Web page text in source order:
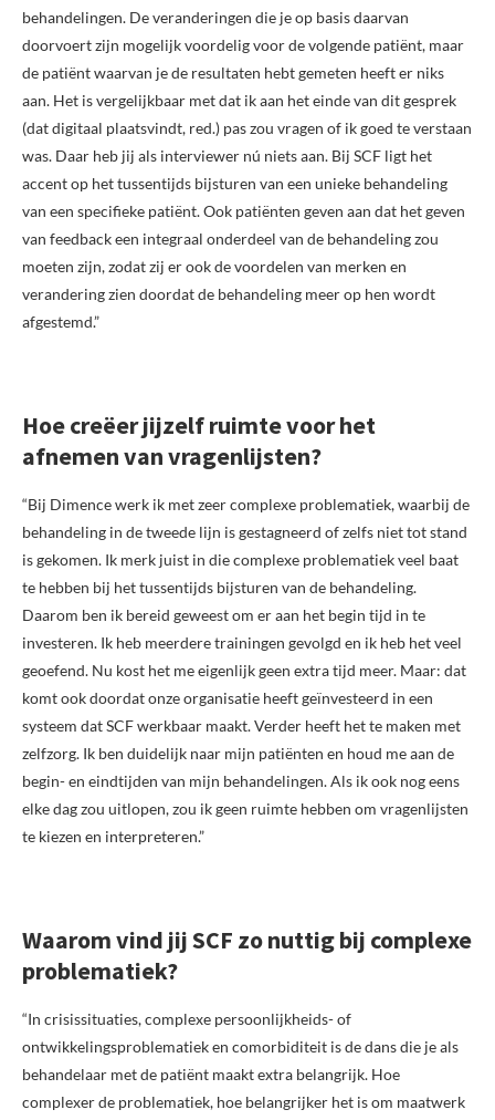
behandelingen. De veranderingen die je op basis daarvan
doorvoert zijn mogelijk voordelig voor de volgende patiënt, maar
de patiënt waarvan je de resultaten hebt gemeten heeft er niks
aan. Het is vergelijkbaar met dat ik aan het einde van dit gesprek
(dat digitaal plaatsvindt, red.) pas zou vragen of ik goed te verstaan
was. Daar heb jij als interviewer nú niets aan. Bij SCF ligt het
accent op het tussentijds bijsturen van een unieke behandeling
van een specifieke patiënt. Ook patiënten geven aan dat het geven
van feedback een integraal onderdeel van de behandeling zou
moeten zijn, zodat zij er ook de voordelen van merken en
verandering zien doordat de behandeling meer op hen wordt
afgestemd.”
Hoe creëer jijzelf ruimte voor het
afnemen van vragenlijsten?
“Bij Dimence werk ik met zeer complexe problematiek, waarbij de
behandeling in de tweede lijn is gestagneerd of zelfs niet tot stand
is gekomen. Ik merk juist in die complexe problematiek veel baat
te hebben bij het tussentijds bijsturen van de behandeling.
Daarom ben ik bereid geweest om er aan het begin tijd in te
investeren. Ik heb meerdere trainingen gevolgd en ik heb het veel
geoefend. Nu kost het me eigenlijk geen extra tijd meer. Maar: dat
komt ook doordat onze organisatie heeft geïnvesteerd in een
systeem dat SCF werkbaar maakt. Verder heeft het te maken met
zelfzorg. Ik ben duidelijk naar mijn patiënten en houd me aan de
begin- en eindtijden van mijn behandelingen. Als ik ook nog eens
elke dag zou uitlopen, zou ik geen ruimte hebben om vragenlijsten
te kiezen en interpreteren.”
Waarom vind jij SCF zo nuttig bij complexe
problematiek?
“In crisissituaties, complexe persoonlijkheids- of
ontwikkelingsproblematiek en comorbiditeit is de dans die je als
behandelaar met de patiënt maakt extra belangrijk. Hoe
complexer de problematiek, hoe belangrijker het is om maatwerk